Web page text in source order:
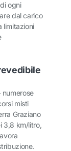
ogni
dal carico
limitazioni
numerose
misti
Graziano
3,8 km/litro,